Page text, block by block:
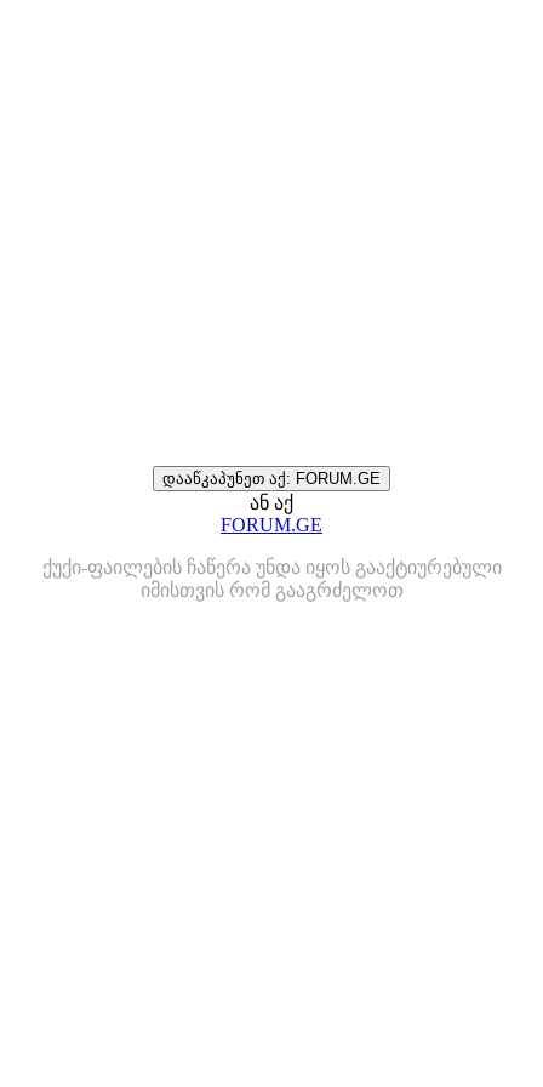
დააწკაპუნეთ აქ: FORUM.GE
ან აქ
FORUM.GE
ქუქი-ფაილების ჩაწერა უნდა იყოს გააქტიურებული
იმისთვის რომ გააგრძელოთ